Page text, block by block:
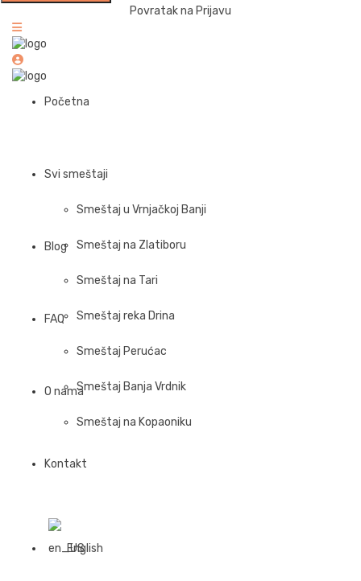
Povratak na Prijavu
Početna
Svi smeštaji
Smeštaj u Vrnjačkoj Banji
Smeštaj na Zlatiboru
Smeštaj na Tari
Smeštaj reka Drina
Smeštaj Perućac
Smeštaj Banja Vrdnik
Smeštaj na Kopaoniku
Blog
FAQ
O nama
Kontakt
English